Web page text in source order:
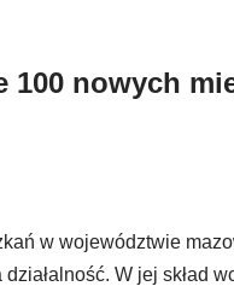
100 nowych
w województwie
W jej skład